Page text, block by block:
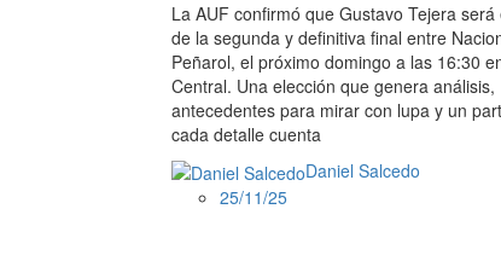
La AUF confirmó que Gustavo Tejera será
de la segunda y definitiva final entre
Peñarol, el próximo domingo a las 16:30
Central. Una elección que genera análisis,
antecedentes para mirar con lupa y un
cada detalle cuenta
Daniel Salcedo
25/11/25